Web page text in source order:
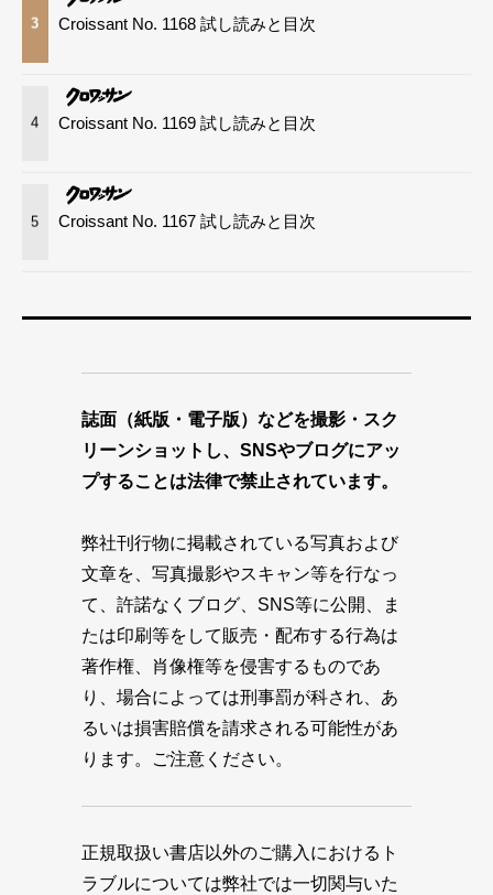
3 Croissant No. 1168 試し読みと目次
4 Croissant No. 1169 試し読みと目次
5 Croissant No. 1167 試し読みと目次
誌面（紙版・電子版）などを撮影・スク
リーンショットし、SNSやブログにアッ
プすることは法律で禁止されています。
弊社刊行物に掲載されている写真および
文章を、写真撮影やスキャン等を行なっ
て、許諾なくブログ、SNS等に公開、ま
たは印刷等をして販売・配布する行為は
著作権、肖像権等を侵害するものであ
り、場合によっては刑事罰が科され、あ
るいは損害賠償を請求される可能性があ
ります。ご注意ください。
正規取扱い書店以外のご購入におけるト
ラブルについては弊社では一切関与いた